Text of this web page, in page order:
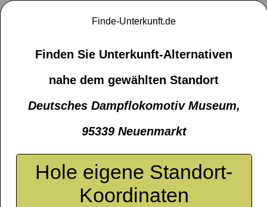
Finde-Unterkunft.de
Finden Sie Unterkunft-Alternativen
nahe dem gewählten Standort
Deutsches Dampflokomotiv Museum,
95339 Neuenmarkt
Hole eigene Standort-
Koordinaten